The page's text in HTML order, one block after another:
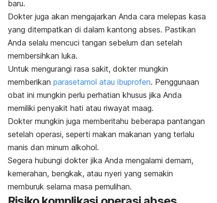
baru.
Dokter juga akan mengajarkan Anda cara melepas kasa
yang ditempatkan di dalam kantong abses. Pastikan
Anda selalu mencuci tangan sebelum dan setelah
membersihkan luka.
Untuk mengurangi rasa sakit, dokter mungkin
memberikan parasetamol atau ibuprofen. Penggunaan
obat ini mungkin perlu perhatian khusus jika Anda
memiliki penyakit hati atau riwayat maag.
Dokter mungkin juga memberitahu beberapa pantangan
setelah operasi, seperti makan makanan yang terlalu
manis dan minum alkohol.
Segera hubungi dokter jika Anda mengalami demam,
kemerahan, bengkak, atau nyeri yang semakin
memburuk selama masa pemulihan.